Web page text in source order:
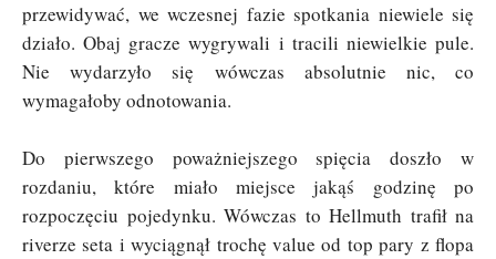
przewidywać, we wczesnej fazie spotkania niewiele się
działo. Obaj gracze wygrywali i tracili niewielkie pule.
Nie wydarzyło się wówczas absolutnie nic, co
wymagałoby odnotowania.
Do pierwszego poważniejszego spięcia doszło w
rozdaniu, które miało miejsce jakąś godzinę po
rozpoczęciu pojedynku. Wówczas to Hellmuth trafił na
riverze seta i wyciągnął trochę value od top pary z flopa